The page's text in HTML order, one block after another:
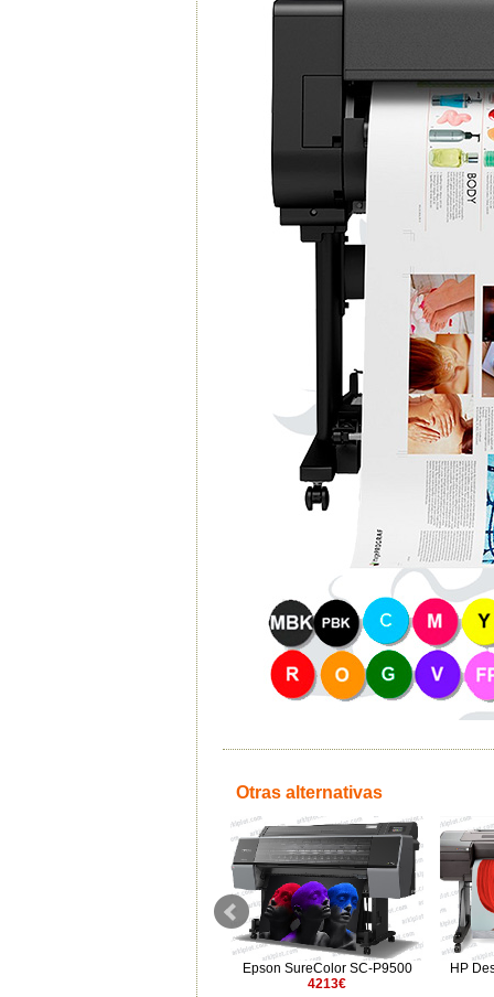
Otras alternativas
Epson SureColor SC-P9300 1Y
Epson SureColor SC-P9500
4213€
HP